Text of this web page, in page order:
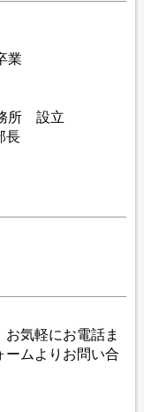
業
所 設立
長
気軽にお電話ま
ームよりお問い合